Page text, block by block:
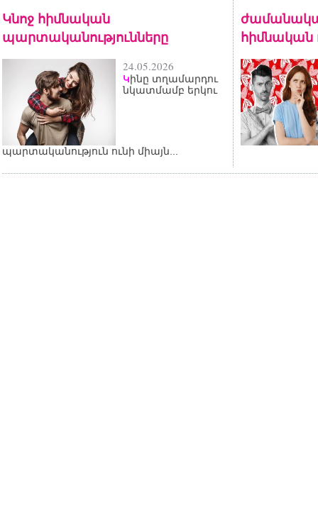
Կնոջ հիմնական
պարտականությունները
24.05.2026
Կինը տղամարդու
նկատմամբ երկու
պարտականություն ունի միայն...
հիմնական